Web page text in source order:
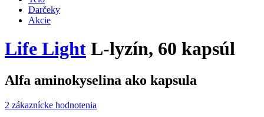
Darčeky
Akcie
Life Light L-lyzín, 60 kapsúl
Alfa aminokyselina ako kapsula
2 zákaznícke hodnotenia